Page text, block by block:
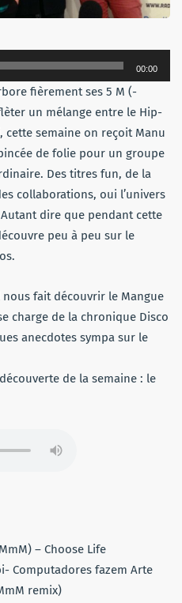
00:00
fièrement ses 5 M (-
un mélange entre le Hip-
cette semaine on reçoit Manu
de folie pour un groupe
Des titres fun, de la
collaborations, oui l’univers
dire que pendant cette
peu à peu sur le
fait découvrir le Mangue
charge de la chronique Disco
anecdotes sympa sur le
de la semaine : le
– Choose Life
Computadores fazem Arte
remix)